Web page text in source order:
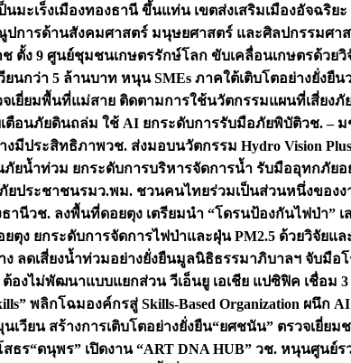
นมะเร็งเมืองทองธานี ขึ้นแท่น เขตส่งเสริมเมืองอัจฉริ
การด้านสังคมศาสตร์ มนุษยศาสตร์ และศิลปกรรมศา
ตั้ง 9 ศูนย์ชุมชนเกษตรรักษ์โลก ขับเคลื่อนเกษตรด้วย
ยนกว่า 5 ล้านบาท หนุน SMEs ภาคใต้เติบโตอย่างยั่งยืน
จเยี่ยมพื้นที่แม่สาย ติดตามการใช้นวัตกรรมแผนที่เสี่ยง
ตือนภัยดินถล่ม ใช้ AI ยกระดับการรับมือภัยพิบัติวช. – ม
งมีประสิทธิภาพวช. ส่งมอบนวัตกรรม Hydro Vision
ภัยน้ำท่วม ยกระดับการบริหารจัดการน้ำ รับมืออุทกภัย
ยประชาชนรมว.พม. ชวนคนไทยร่วมเป็นส่วนหนึ่งของงา
านีวช. ลงพื้นที่ดอยตุง เตรียมนำ “โดรนป้องกันไฟป่า”
ง ยกระดับการจัดการไฟป่าและฝุ่น PM2.5 ด้วยวิจัยแ
ลดเสี่ยงน้ำท่วมอย่างยั่งยืนมูลนิธิธรรมาภิบาลฯ จับมือ
ต้องไม่พัฒนาแบบแยกส่วน วีเอ็นยู เอเชีย แปซิฟิค เชื่อ
พลิกโฉมองค์กรสู่ Skills-Based Organization ผนึ
เวียน สร้างการเติบโตอย่างยั่งยืน“ยศชนัน” ตรวจเยี่ย
สธร“ดนุพร” เปิดงาน “ART DNA HUB” วช. หนุนศูน